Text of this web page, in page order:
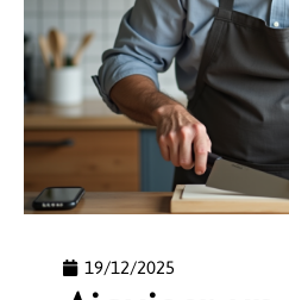
19/12/2025